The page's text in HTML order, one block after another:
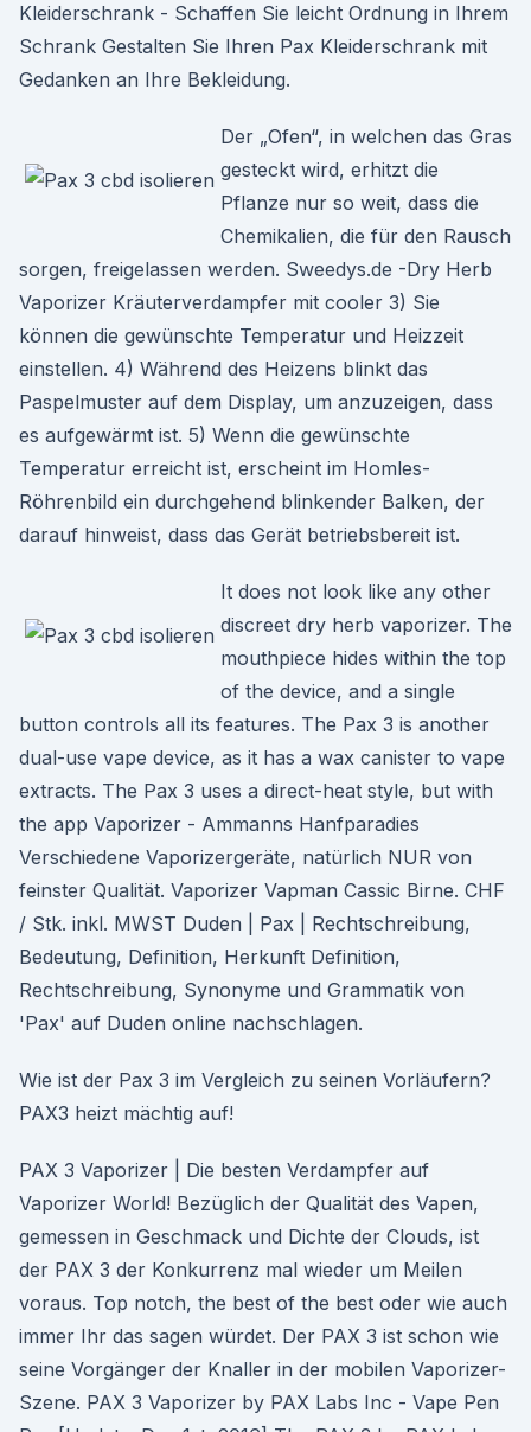
Kleiderschrank - Schaffen Sie leicht Ordnung in Ihrem
Schrank Gestalten Sie Ihren Pax Kleiderschrank mit
Gedanken an Ihre Bekleidung.
Der „Ofen“, in welchen das Gras
gesteckt wird, erhitzt die
Pflanze nur so weit, dass die
Chemikalien, die für den Rausch
sorgen, freigelassen werden. Sweedys.de -Dry Herb
Vaporizer Kräuterverdampfer mit cooler 3) Sie
können die gewünschte Temperatur und Heizzeit
einstellen. 4) Während des Heizens blinkt das
Paspelmuster auf dem Display, um anzuzeigen, dass
es aufgewärmt ist. 5) Wenn die gewünschte
Temperatur erreicht ist, erscheint im Homles-
Röhrenbild ein durchgehend blinkender Balken, der
darauf hinweist, dass das Gerät betriebsbereit ist.
It does not look like any other
discreet dry herb vaporizer. The
mouthpiece hides within the top
of the device, and a single
button controls all its features. The Pax 3 is another
dual-use vape device, as it has a wax canister to vape
extracts. The Pax 3 uses a direct-heat style, but with
the app Vaporizer - Ammanns Hanfparadies
Verschiedene Vaporizergeräte, natürlich NUR von
feinster Qualität. Vaporizer Vapman Cassic Birne. CHF
/ Stk. inkl. MWST Duden | Pax | Rechtschreibung,
Bedeutung, Definition, Herkunft Definition,
Rechtschreibung, Synonyme und Grammatik von
'Pax' auf Duden online nachschlagen.
Wie ist der Pax 3 im Vergleich zu seinen Vorläufern?
PAX3 heizt mächtig auf!
PAX 3 Vaporizer | Die besten Verdampfer auf
Vaporizer World! Bezüglich der Qualität des Vapen,
gemessen in Geschmack und Dichte der Clouds, ist
der PAX 3 der Konkurrenz mal wieder um Meilen
voraus. Top notch, the best of the best oder wie auch
immer Ihr das sagen würdet. Der PAX 3 ist schon wie
seine Vorgänger der Knaller in der mobilen Vaporizer-
Szene. PAX 3 Vaporizer by PAX Labs Inc - Vape Pen